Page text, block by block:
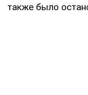
также было